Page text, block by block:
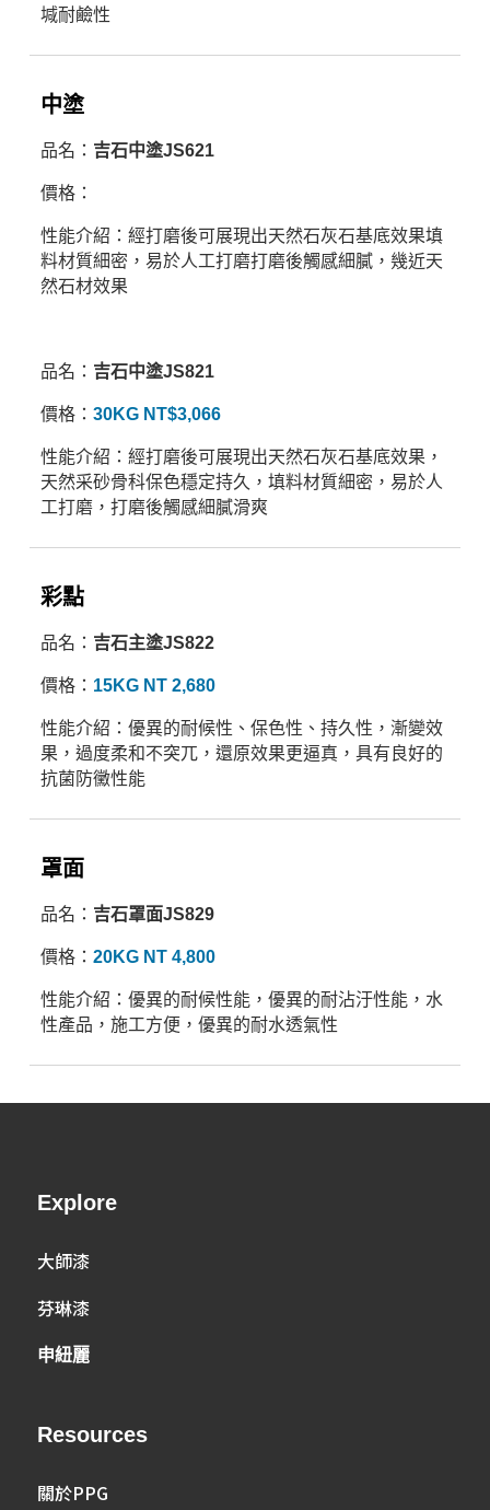
堿耐鹼性
中塗
品名： 吉石中塗JS621
價格：
性能介紹：經打磨後可展現出天然石灰石基底效果填
料材質細密，易於人工打磨打磨後觸感細膩，幾近天
然石材效果
品名： 吉石中塗JS821
價格： 30KG NT$3,066
性能介紹：經打磨後可展現出天然石灰石基底效果，
天然采砂骨科保色穩定持久，填料材質細密，易於人
工打磨，打磨後觸感細膩滑爽
彩點
品名： 吉石主塗JS822
價格： 15KG NT 2,680
性能介紹：優異的耐候性、保色性、持久性，漸變效
果，過度柔和不突兀，還原效果更逼真，具有良好的
抗菌防黴性能
罩面
​品名： 吉石罩面JS829
價格： 20KG NT 4,800
性能介紹：優異的耐候性能，優異的耐沾汙性能，水
性產品，施工方便，優異的耐水透氣性
Explore
大師漆
芬琳漆
申紐麗
Resources
關於PPG